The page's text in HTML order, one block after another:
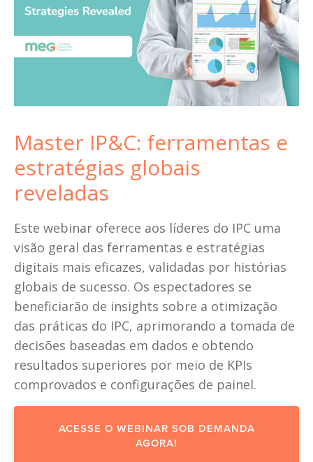
Master IP&C: ferramentas e
estratégias globais
reveladas
Este webinar oferece aos líderes do IPC uma
visão geral das ferramentas e estratégias
digitais mais eficazes, validadas por histórias
globais de sucesso. Os espectadores se
beneficiarão de insights sobre a otimização
das práticas do IPC, aprimorando a tomada de
decisões baseadas em dados e obtendo
resultados superiores por meio de KPIs
comprovados e configurações de painel.
ACESSE O WEBINAR SOB DEMANDA
AGORA!